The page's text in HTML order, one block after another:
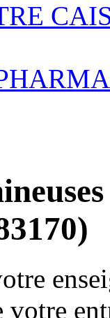
votre